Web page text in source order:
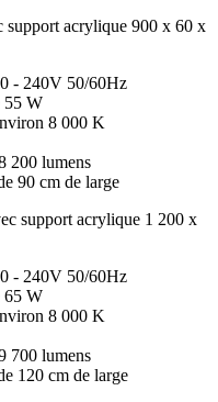
support acrylique 900 x 60 x
- 240V 50/60Hz
55 W
8 000 K
200 lumens
90 cm de large
support acrylique 1 200 x
- 240V 50/60Hz
65 W
8 000 K
700 lumens
120 cm de large